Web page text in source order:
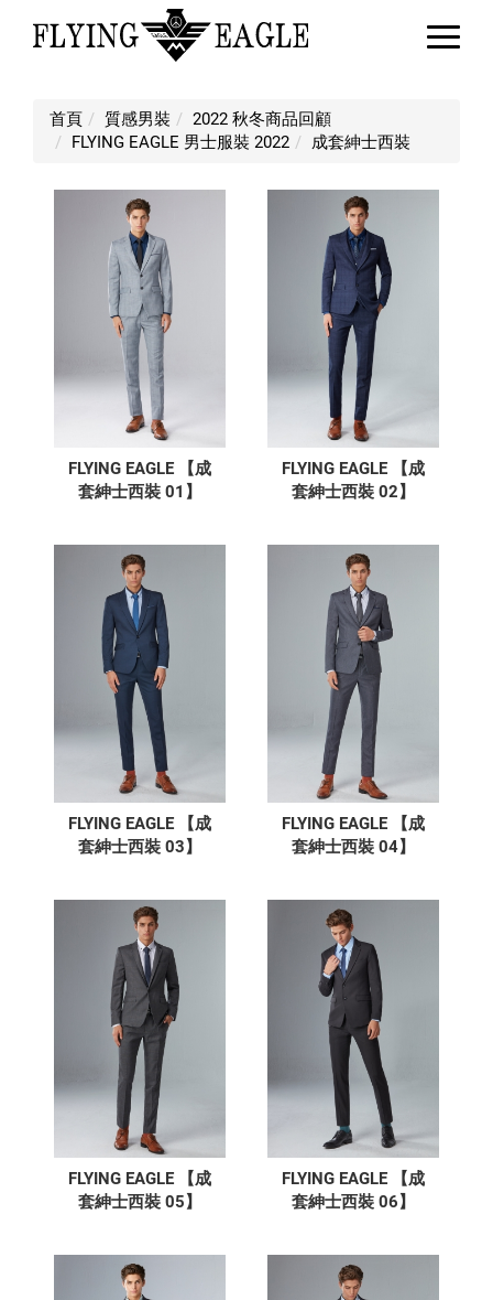
首頁 質感男裝
2022 秋冬商品回顧
FLYING EAGLE 男士服裝 2022
成套紳士西裝
FLYING EAGLE 【成
套紳士西裝 01】
FLYING EAGLE 【成
套紳士西裝 02】
FLYING EAGLE 【成
套紳士西裝 03】
FLYING EAGLE 【成
套紳士西裝 04】
FLYING EAGLE 【成
套紳士西裝 05】
FLYING EAGLE 【成
套紳士西裝 06】